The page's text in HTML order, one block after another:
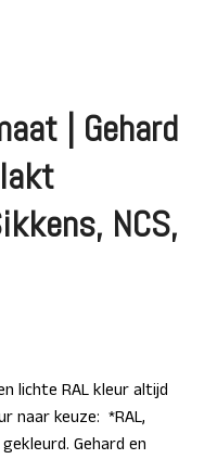
| Gehard
NCS,
lichte RAL kleur altijd
naar keuze: *RAL,
Gehard en